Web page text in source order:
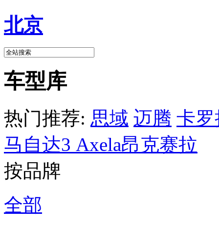
北京
车型库
热门推荐: 思域 迈腾 卡罗
马自达3 Axela昂克赛拉
按品牌
全部